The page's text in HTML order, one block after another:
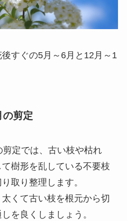
すぐの5月～6月と12月～1
の剪定
定では、古い枝や枯れ
樹形を乱している不要枝
取り整理します。
くて古い枝を根元から切
を良くしましょう。